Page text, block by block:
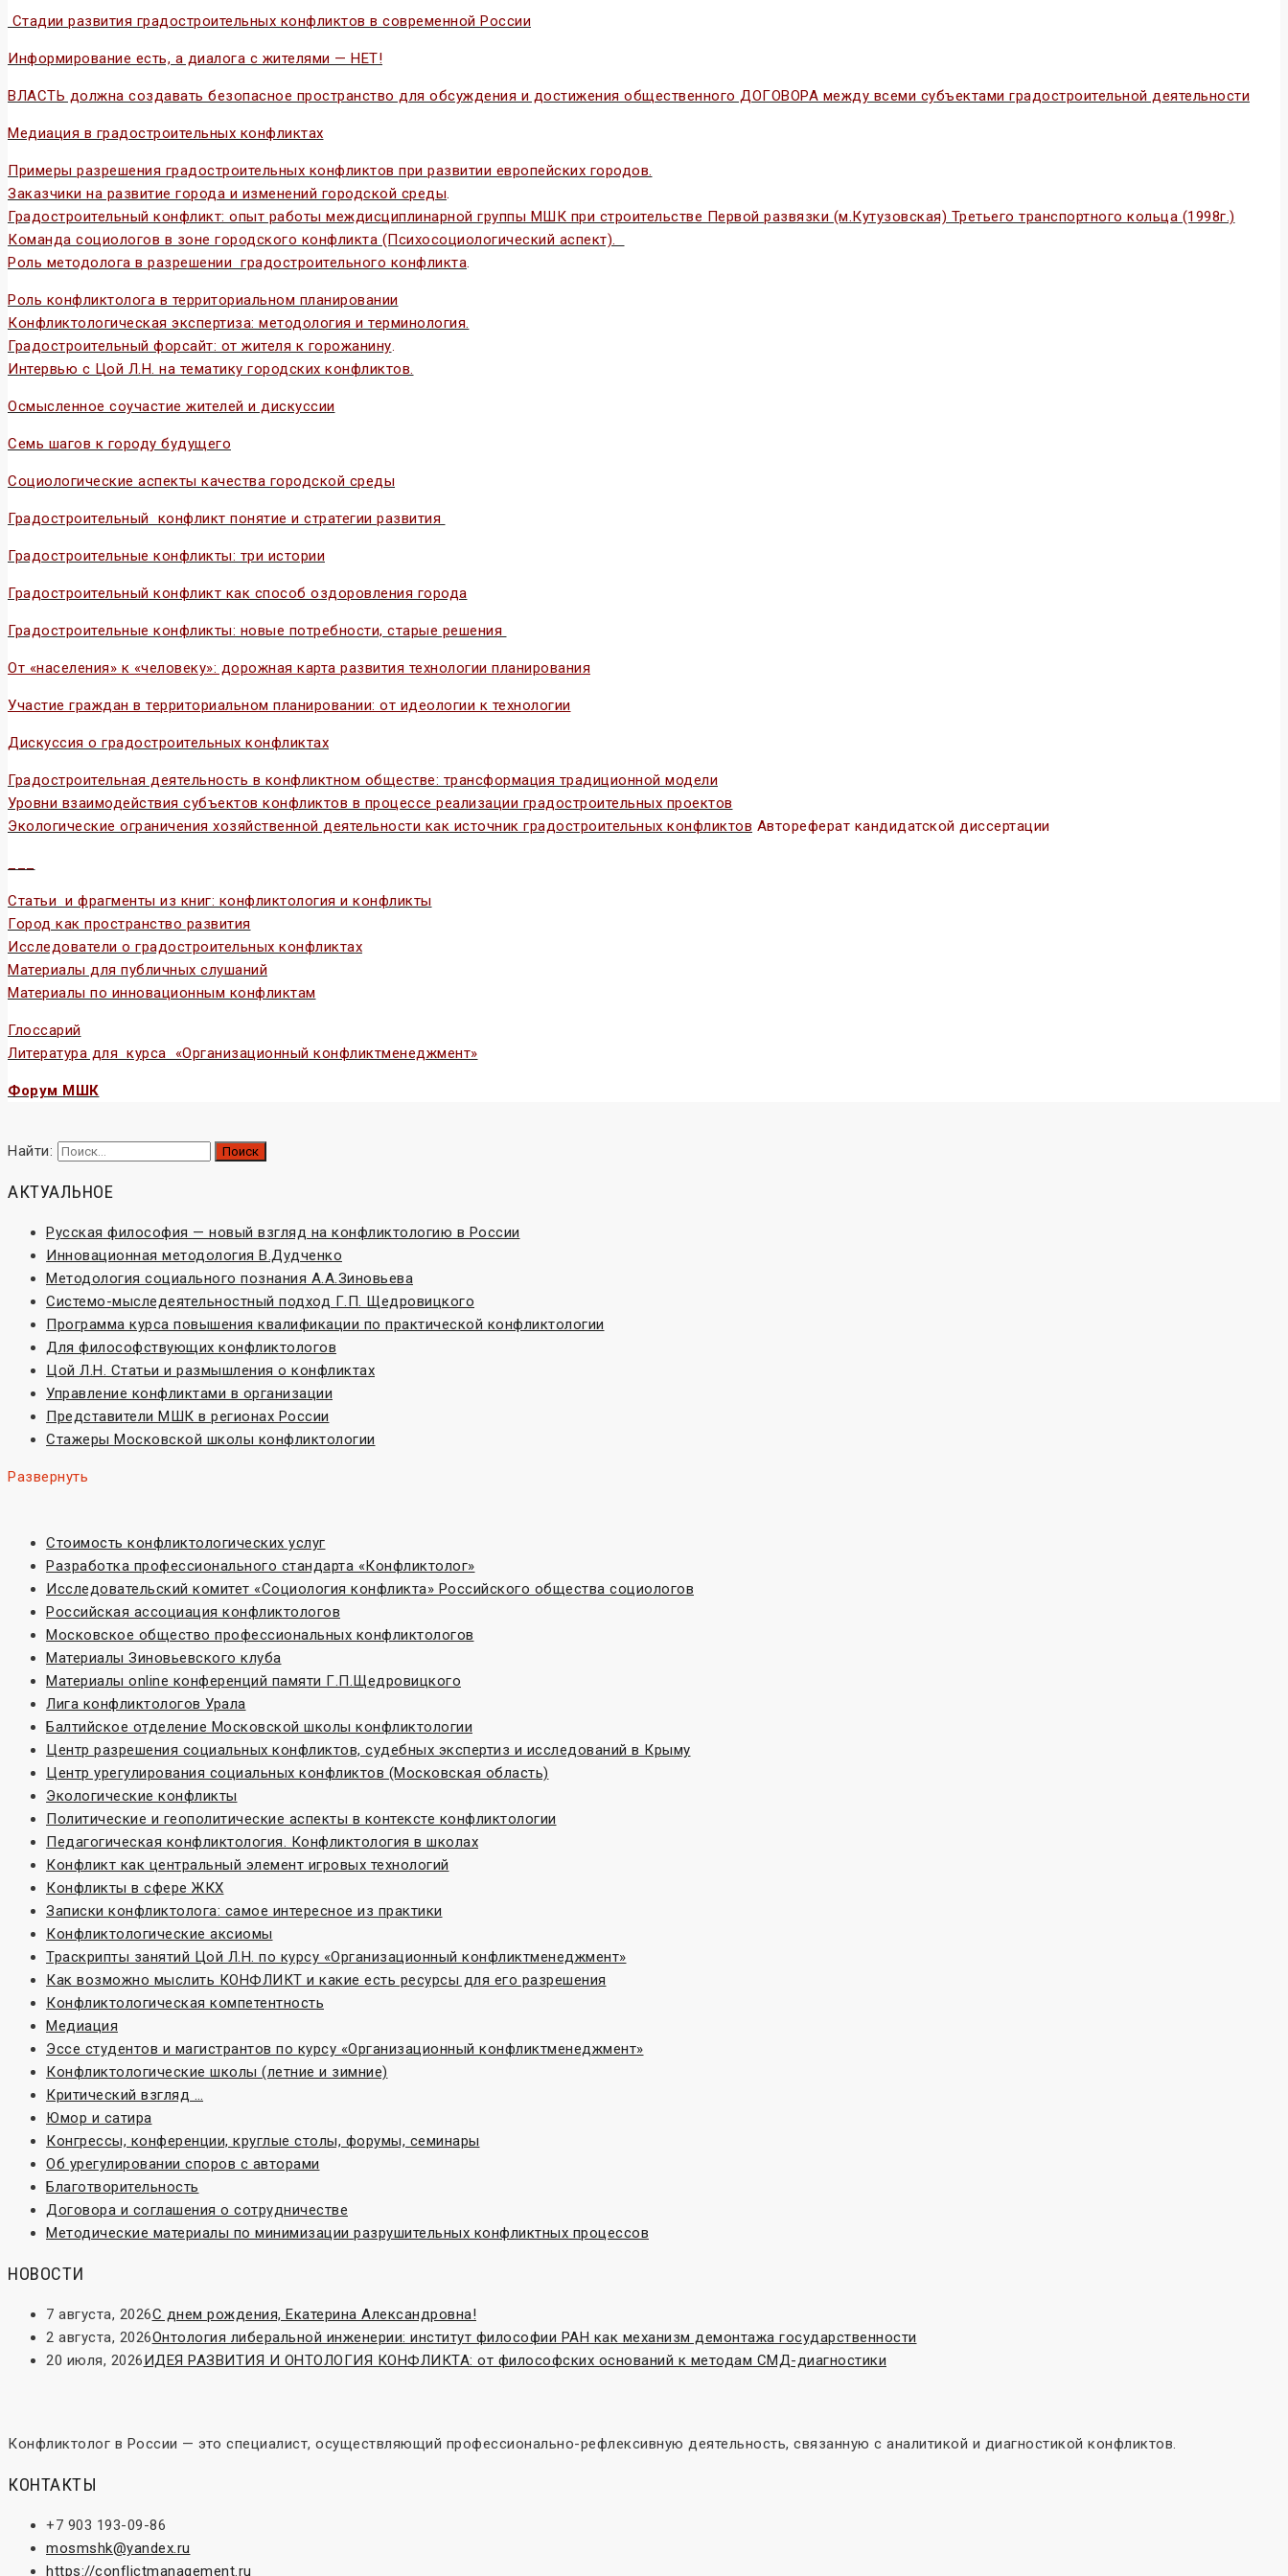
Стадии развития градостроительных конфликтов в современной России
Информирование есть, а диалога с жителями — НЕТ!
ВЛАСТЬ должна создавать безопасное пространство для обсуждения и достижения общественного ДОГОВОРА между всеми субъектами градостроительной деятельности
Медиация в градостроительных конфликтах
Примеры разрешения градостроительных конфликтов при развитии европейских городов.
Заказчики на развитие города и изменений городской среды
Градостроительный конфликт: опыт работы междисциплинарной группы МШК при строительстве Первой развязки (м.Кутузовская) Третьего транспортного кольца (1998г.)
Команда социологов в зоне городского конфликта (Психосоциологический аспект).
Роль методолога в разрешении градостроительного конфликта
Роль конфликтолога в территориальном планировании
Конфликтологическая экспертиза: методология и терминология.
Градостроительный форсайт: от жителя к горожанину
Интервью с Цой Л.Н. на тематику городских конфликтов.
Осмысленное соучастие жителей и дискуссии
Семь шагов к городу будущего
Социологические аспекты качества городской среды
Градостроительный конфликт понятие и стратегии развития
Градостроительные конфликты: три истории
Градостроительный конфликт как способ оздоровления города
Градостроительные конфликты: новые потребности, старые решения
От «населения» к «человеку»: дорожная карта развития технологии планирования
Участие граждан в территориальном планировании: от идеологии к технологии
Дискуссия о градостроительных конфликтах
Градостроительная деятельность в конфликтном обществе: трансформация традиционной модели
Уровни взаимодействия субъектов конфликтов в процессе реализации градостроительных проектов
Экологические ограничения хозяйственной деятельности как источник градостроительных конфликтов Автореферат кандидатской диссертации
Статьи и фрагменты из книг: конфликтология и конфликты
Город как пространство развития
Исследователи о градостроительных конфликтах
Материалы для публичных слушаний
Материалы по инновационным конфликтам
Глоссарий
Литература для курса «Организационный конфликтменеджмент»
Форум МШК
Найти:
АКТУАЛЬНОЕ
Русская философия — новый взгляд на конфликтологию в России
Инновационная методология В.Дудченко
Методология социального познания А.А.Зиновьева
Системо-мыследеятельностный подход Г.П. Щедровицкого
Программа курса повышения квалификации по практической конфликтологии
Для философствующих конфликтологов
Цой Л.Н. Статьи и размышления о конфликтах
Управление конфликтами в организации
Представители МШК в регионах России
Стажеры Московской школы конфликтологии
Развернуть
Стоимость конфликтологических услуг
Разработка профессионального стандарта «Конфликтолог»
Исследовательский комитет «Социoлогия конфликта» Российского общества социологов
Российская ассоциация конфликтологов
Московское общество профессиональных конфликтологов
Материалы Зиновьевского клуба
Материалы online конференций памяти Г.П.Щедровицкого
Лига конфликтологов Урала
Балтийское отделение Московской школы конфликтологии
Центр разрешения социальных конфликтов, судебных экспертиз и исследований в Крыму
Центр урегулирования социальных конфликтов (Московская область)
Экологические конфликты
Политические и геополитические аспекты в контексте конфликтологии
Педагогическая конфликтология. Конфликтология в школах
Конфликт как центральный элемент игровых технологий
Конфликты в сфере ЖКХ
Записки конфликтолога: самое интересное из практики
Конфликтологические аксиомы
Траскрипты занятий Цой Л.Н. по курсу «Организационный конфликтменеджмент»
Как возможно мыслить КОНФЛИКТ и какие есть ресурсы для его разрешения
Конфликтологическая компетентность
Медиация
Эссе студентов и магистрантов по курсу «Организационный конфликтменеджмент»
Конфликтологические школы (летние и зимние)
Критический взгляд …
Юмор и сатира
Конгрессы, конференции, круглые столы, форумы, семинары
Об урегулировании споров с авторами
Благотворительность
Договора и соглашения о сотрудничестве
Методические материалы по минимизации разрушительных конфликтных процессов
НОВОСТИ
7 августа, 2026С днем рождения, Екатерина Александровна!
2 августа, 2026Онтология либеральной инженерии: институт философии РАН как механизм демонтажа государственности
20 июля, 2026ИДЕЯ РАЗВИТИЯ И ОНТОЛОГИЯ КОНФЛИКТА: от философских оснований к методам СМД-диагностики
Конфликтолог в России — это специалист, осуществляющий профессионально-рефлексивную деятельность, связанную с аналитикой и диагностикой конфликтов.
КОНТАКТЫ
+7 903 193-09-86
mosmshk@yandex.ru
https://conflictmanagement.ru